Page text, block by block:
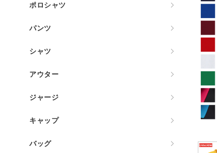
ポロシャツ
パンツ
シャツ
アウター
ジャージ
キャップ
バッグ